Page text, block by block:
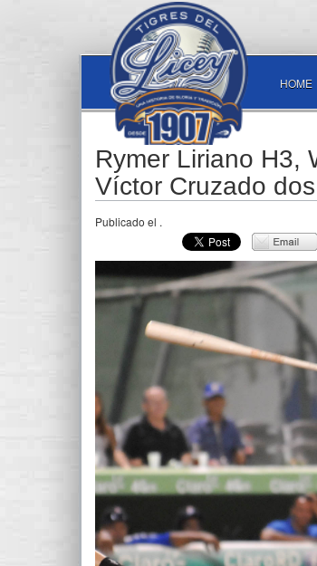
HOME
Rymer Liriano H3,
Víctor Cruzado
Publicado el .